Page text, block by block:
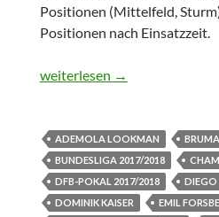
Positionen (Mittelfeld,
Positionen nach Einsatzzeit.
Kaderrückblick RB Leipzig:
weiterlesen →
ADEMOLA LOOKMAN
BRUMA
BUNDESLIGA 2017/2018
DFB-POKAL 2017/2018
DIEGO
DOMINIK KAISER
EMIL